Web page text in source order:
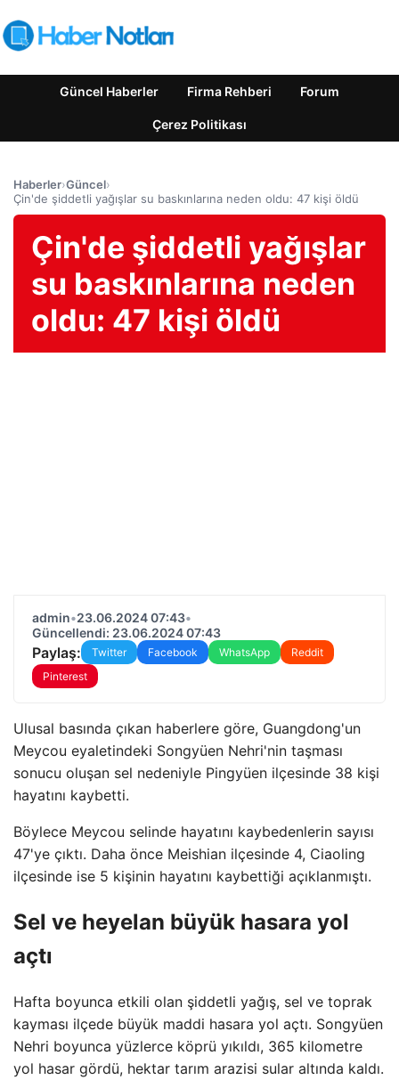
Güncel Haberler Firma Rehberi Forum
Çerez Politikası
Haberler›Güncel›
Çin'de şiddetli yağışlar su baskınlarına neden oldu: 47 kişi öldü
Çin'de şiddetli yağışlar
su baskınlarına neden
oldu: 47 kişi öldü
admin•23.06.2024 07:43•
Güncellendi: 23.06.2024 07:43
Paylaş: Twitter Facebook WhatsApp
Reddit
Pinterest
Ulusal basında çıkan haberlere göre, Guangdong'un
Meycou eyaletindeki Songyüen Nehri'nin taşması
sonucu oluşan sel nedeniyle Pingyüen ilçesinde 38 kişi
hayatını kaybetti.
Böylece Meycou selinde hayatını kaybedenlerin sayısı
47'ye çıktı. Daha önce Meishian ilçesinde 4, Ciaoling
ilçesinde ise 5 kişinin hayatını kaybettiği açıklanmıştı.
Sel ve heyelan büyük hasara yol
açtı
Hafta boyunca etkili olan şiddetli yağış, sel ve toprak
kayması ilçede büyük maddi hasara yol açtı. Songyüen
Nehri boyunca yüzlerce köprü yıkıldı, 365 kilometre
yol hasar gördü, hektar tarım arazisi sular altında kaldı.